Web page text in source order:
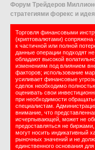
Форум Трейдеров
стратегиями форекс и
Торговля финансовыми
(криптовалютами)
к частичной или полной
данные операции подходят
обладают высокой
изменениям под влиянием
факторов; использование
усиливает финансовые
сделок необходимо
оценивать свои
при необходимости
специалистам.
внимание, что
исчерпывающей, может не
предоставляться не
могут носить индикативный
рыночных значений и не
единственного основания